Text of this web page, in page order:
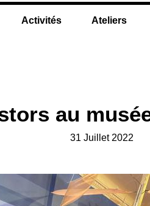
Activités Ateliers
au
31 Juillet 2022